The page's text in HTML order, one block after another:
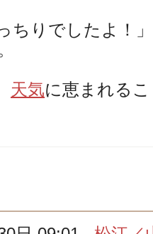
ちりでしたよ！
天気に恵まれる